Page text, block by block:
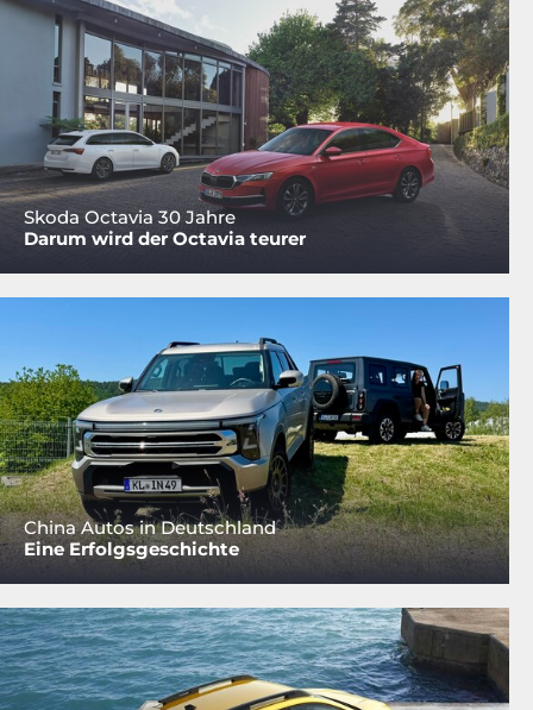
Skoda Octavia 30 Jahre
Darum wird der Octavia teurer
China Autos in Deutschland
Eine Erfolgsgeschichte